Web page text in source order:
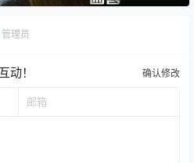
管理员
动！ 确认修改